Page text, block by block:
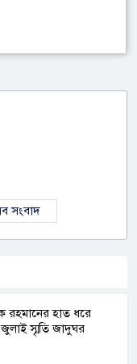
সংবাদ
রহমানের হাত ধরে
স্মৃতি জাদুঘর